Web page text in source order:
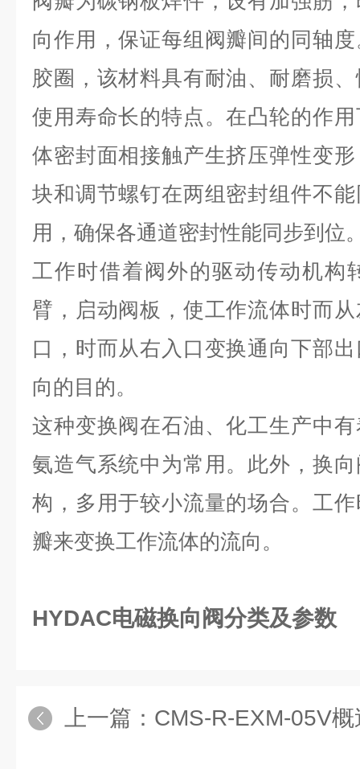
向作用，保证每组阀瓣间的同轴
胶圈，该材料具有耐油、耐磨损
使用寿命长的特点。在凸轮的作
体密封面相接触产生挤压弹性变
块和调节螺钉在两组密封组件不
用，确保各通道密封性能同步到位
工作时借着阀外的驱动传动机构
臂，启动阀板，使工作流体时而
口，时而从右入口变换通向下部
向的目的。
这种变换阀在石油、化工生产中
氨造气系统中为常用。此外，换
构，多用于较小流量的场合。工
瓣来变换工作流体的流向。
HYDAC电磁换向阀分类及参数
上一篇： CMS-R-EXM-05V概述